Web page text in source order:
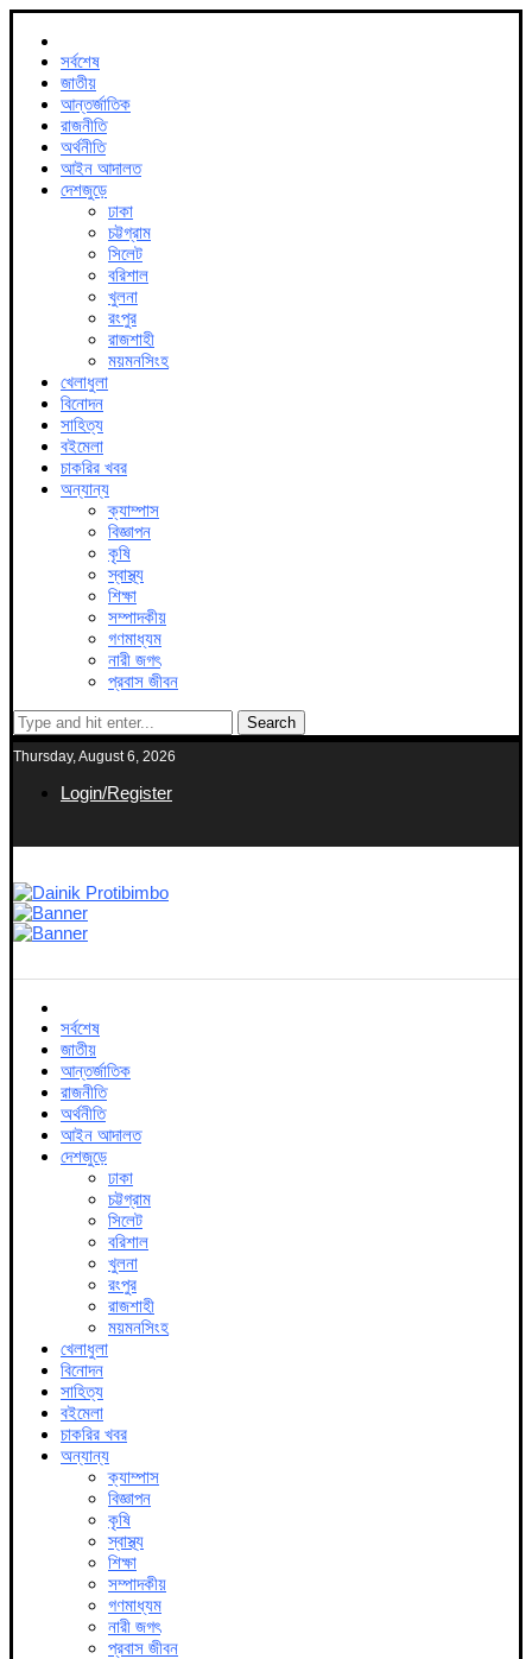
সর্বশেষ
জাতীয়
আন্তর্জাতিক
রাজনীতি
অর্থনীতি
আইন আদালত
দেশজুড়ে
ঢাকা
চট্টগ্রাম
সিলেট
বরিশাল
খুলনা
রংপুর
রাজশাহী
ময়মনসিংহ
খেলাধুলা
বিনোদন
সাহিত্য
বইমেলা
চাকরির খবর
অন্যান্য
ক্যাম্পাস
বিজ্ঞাপন
কৃষি
স্বাস্থ্য
শিক্ষা
সম্পাদকীয়
গণমাধ্যম
নারী জগৎ
প্রবাস জীবন
Search
Thursday, August 6, 2026
Login/Register
সর্বশেষ
জাতীয়
আন্তর্জাতিক
রাজনীতি
অর্থনীতি
আইন আদালত
দেশজুড়ে
ঢাকা
চট্টগ্রাম
সিলেট
বরিশাল
খুলনা
রংপুর
রাজশাহী
ময়মনসিংহ
খেলাধুলা
বিনোদন
সাহিত্য
বইমেলা
চাকরির খবর
অন্যান্য
ক্যাম্পাস
বিজ্ঞাপন
কৃষি
স্বাস্থ্য
শিক্ষা
সম্পাদকীয়
গণমাধ্যম
নারী জগৎ
প্রবাস জীবন